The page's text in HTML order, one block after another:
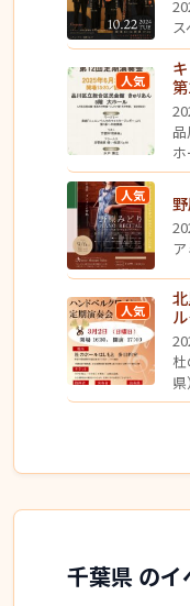
ス
人気
ホ
人気
人気
県）
千葉県 のイ